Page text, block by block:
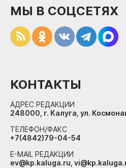
МЫ В СОЦСЕТЯХ
КОНТАКТЫ
АДРЕС РЕДАКЦИИ
248000, г. Калуга, ул.
ТЕЛЕФОН/ФАКС
+7(4842)79-04-54
E-MAIL РЕДАКЦИИ
ev@kp.kaluga.ru,